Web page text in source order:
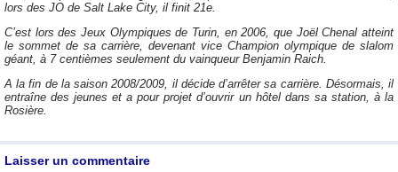
lors des JO de Salt Lake City, il finit 21e.
C’est lors des Jeux Olympiques de Turin, en 2006, que Joël Chenal atteint
le sommet de sa carrière, devenant vice Champion olympique de slalom
géant, à 7 centièmes seulement du vainqueur Benjamin Raich.
A la fin de la saison 2008/2009, il décide d’arrêter sa carrière. Désormais, il
entraîne des jeunes et a pour projet d’ouvrir un hôtel dans sa station, à la
Rosière.
Laisser un commentaire